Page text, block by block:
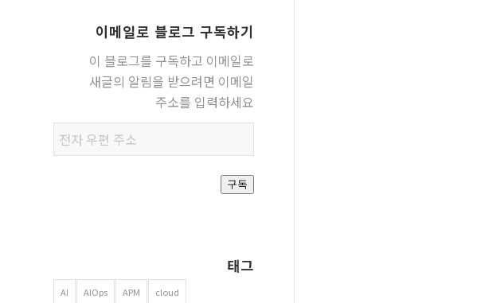
이메일로 블로그 구독하기
이 블로그를 구독하고 이메일로
새글의 알림을 받으려면 이메일
주소를 입력하세요
우편
주소
구독
태그
AI AIOps APM cloud